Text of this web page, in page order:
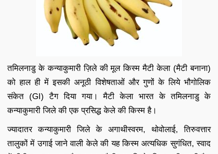
तमिलनाडु के कन्याकुमारी ज़िले की मूल किस्म मैटी केला (मैटी बनाना)
को हाल ही में इसकी अनूठी विशेषताओं और गुणों के लिये भौगोलिक
संकेत (GI) टैग दिया गया। मैटी केला भारत के तमिलनाडु के
कन्याकुमारी जिले की एक प्रसिद्ध केले की किस्म है।
ज्यादातर कन्याकुमारी जिले के अगाथीस्वरम, थोवोलाई, तिरुवत्तार
तालुकों में उगाई जाने वाली केले की यह किस्म अत्यधिक सुगंधित, स्वाद